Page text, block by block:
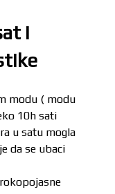
i
modu ( modu
10h sati
u satu mogla
da se ubaci